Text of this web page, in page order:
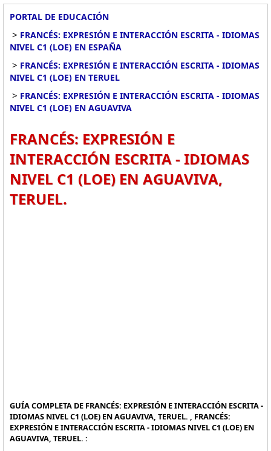
PORTAL DE EDUCACIÓN
> FRANCÉS: EXPRESIÓN E INTERACCIÓN ESCRITA - IDIOMAS
NIVEL C1 (LOE) EN ESPAÑA
> FRANCÉS: EXPRESIÓN E INTERACCIÓN ESCRITA - IDIOMAS
NIVEL C1 (LOE) EN TERUEL
> FRANCÉS: EXPRESIÓN E INTERACCIÓN ESCRITA - IDIOMAS
NIVEL C1 (LOE) EN AGUAVIVA
FRANCÉS: EXPRESIÓN E
INTERACCIÓN ESCRITA - IDIOMAS
NIVEL C1 (LOE) EN AGUAVIVA,
TERUEL.
GUÍA COMPLETA DE FRANCÉS: EXPRESIÓN E INTERACCIÓN ESCRITA -
IDIOMAS NIVEL C1 (LOE) EN AGUAVIVA, TERUEL. , FRANCÉS:
EXPRESIÓN E INTERACCIÓN ESCRITA - IDIOMAS NIVEL C1 (LOE) EN
AGUAVIVA, TERUEL. :